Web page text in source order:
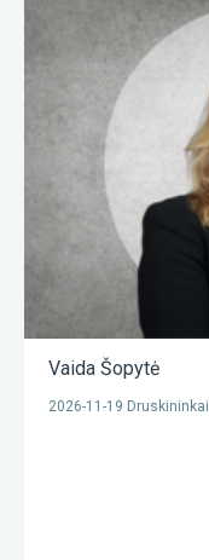
Vaida Šopytė
2026-11-19 Druskininkai